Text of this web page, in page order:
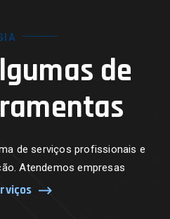
de
de serviços profissionais e
Atendemos empresas